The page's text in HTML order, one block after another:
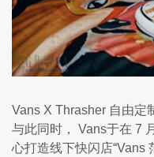
Vans X Thrasher 自由定
与此同时， Vans于在 7
心打造线下快闪店“Vans